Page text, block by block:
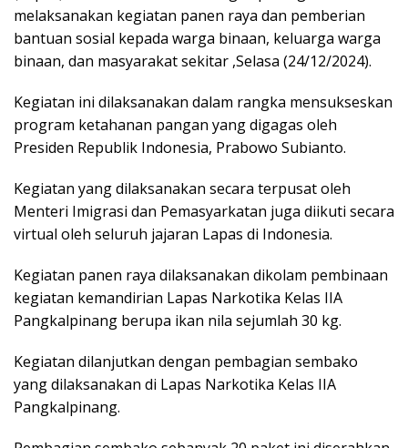
melaksanakan kegiatan panen raya dan pemberian
bantuan sosial kepada warga binaan, keluarga warga
binaan, dan masyarakat sekitar ,Selasa (24/12/2024).
Kegiatan ini dilaksanakan dalam rangka mensukseskan
program ketahanan pangan yang digagas oleh
Presiden Republik Indonesia, Prabowo Subianto.
Kegiatan yang dilaksanakan secara terpusat oleh
Menteri Imigrasi dan Pemasyarkatan juga diikuti secara
virtual oleh seluruh jajaran Lapas di Indonesia.
Kegiatan panen raya dilaksanakan dikolam pembinaan
kegiatan kemandirian Lapas Narkotika Kelas IIA
Pangkalpinang berupa ikan nila sejumlah 30 kg.
Kegiatan dilanjutkan dengan pembagian sembako
yang dilaksanakan di Lapas Narkotika Kelas IIA
Pangkalpinang.